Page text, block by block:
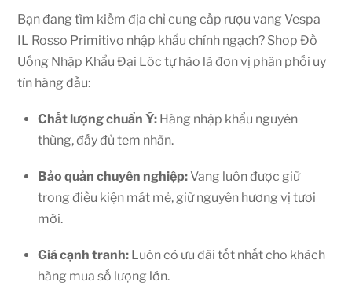
Bạn đang tìm kiếm địa chỉ cung cấp rượu vang Vespa
IL Rosso Primitivo nhập khẩu chính ngạch? Shop Đồ
Uống Nhập Khẩu Đại Lôc tự hào là đơn vị phân phối uy
tín hàng đầu:
Chất lượng chuẩn Ý: Hàng nhập khẩu nguyên
thùng, đầy đủ tem nhãn.
Bảo quản chuyên nghiệp:Vang luôn được giữ
trong điều kiện mát mẻ, giữ nguyên hương vị tươi
mới.
Giá cạnh tranh: Luôn có ưu đãi tốt nhất cho khách
hàng mua số lượng lớn.